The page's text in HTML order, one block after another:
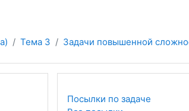
Тема 3 Задачи повышенной
Посылки по задаче